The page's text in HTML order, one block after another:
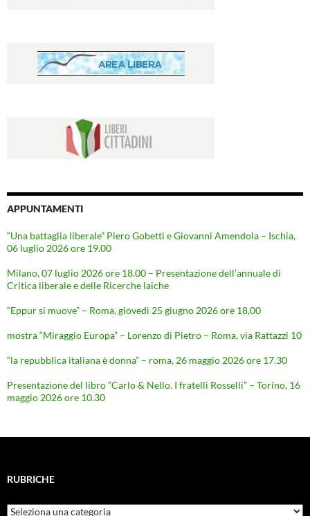
APPUNTAMENTI
“Una battaglia liberale” Piero Gobetti e Giovanni Amendola – Ischia,
06 luglio 2026 ore 19.00
Milano, 07 luglio 2026 ore 18.00 – Presentazione dell’annuale di
Critica liberale e delle Ricerche laiche
“Eppur si muove” – Roma, giovedì 25 giugno 2026 ore 18,00
mostra “Miraggio Europa” – Lorenzo di Pietro – Roma, via Rattazzi 10
“la repubblica italiana è donna” – roma, 26 maggio 2026 ore 17.30
Presentazione del libro “Carlo & Nello. I fratelli Rosselli” – Torino, 16
maggio 2026 ore 10.30
RUBRICHE
Rubriche